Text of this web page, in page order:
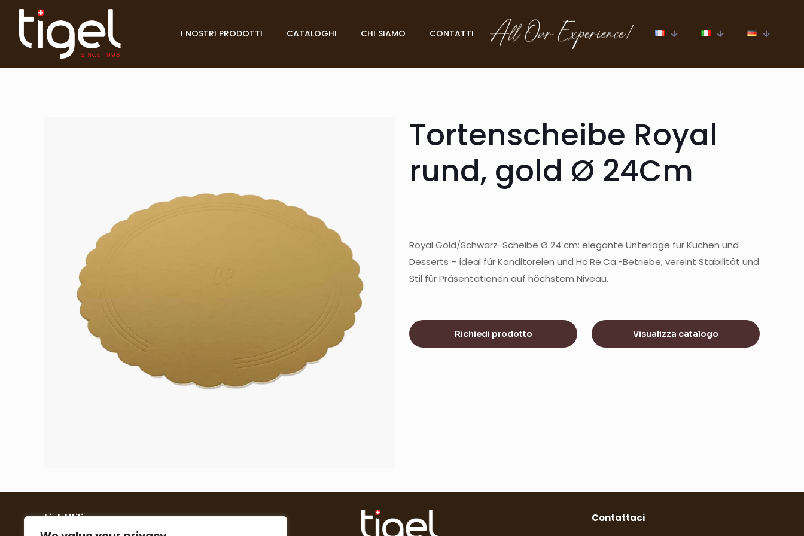
I NOSTRI PRODOTTI CATALOGHI CHI SIAMO CONTATTI
Tortenscheibe Royal
rund, gold Ø 24Cm
Royal Gold/Schwarz-Scheibe Ø 24 cm: elegante Unterlage für Kuchen und
Desserts – ideal für Konditoreien und Ho.Re.Ca.-Betriebe; vereint Stabilität und
Stil für Präsentationen auf höchstem Niveau.
Richiedi prodotto Visualizza catalogo
Link Utili Contattaci